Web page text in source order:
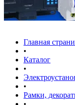
Главная
•
Каталог
•
•
Рамки,